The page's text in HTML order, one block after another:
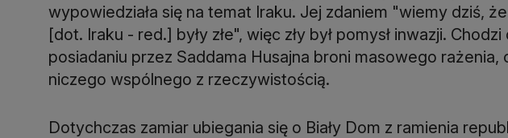
wypowiedziała się na temat Iraku. Jej zdaniem "wiemy dziś,
[dot. Iraku - red.] były złe", więc zły był pomysł inwazji.
posiadaniu przez Saddama Husajna broni masowego rażenia,
niczego wspólnego z rzeczywistością.
Dotychczas zamiar ubiegania się o Biały Dom z ramienia